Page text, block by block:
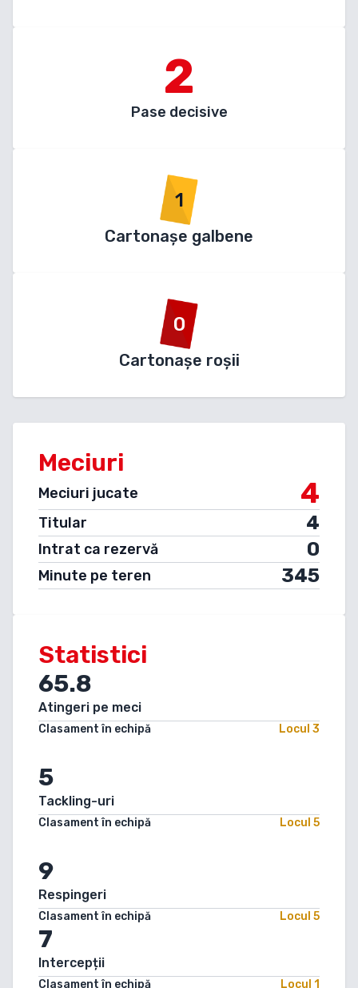
2
Pase decisive
1
Cartonașe galbene
0
Cartonașe roșii
Meciuri
Meciuri jucate 4
Titular 4
Intrat ca rezervă 0
Minute pe teren 345
Statistici
65.8
Atingeri pe meci
Clasament în echipă Locul 3
5
Tackling-uri
Clasament în echipă Locul 5
9
Respingeri
Clasament în echipă Locul 5
7
Intercepții
Clasament în echipă Locul 1